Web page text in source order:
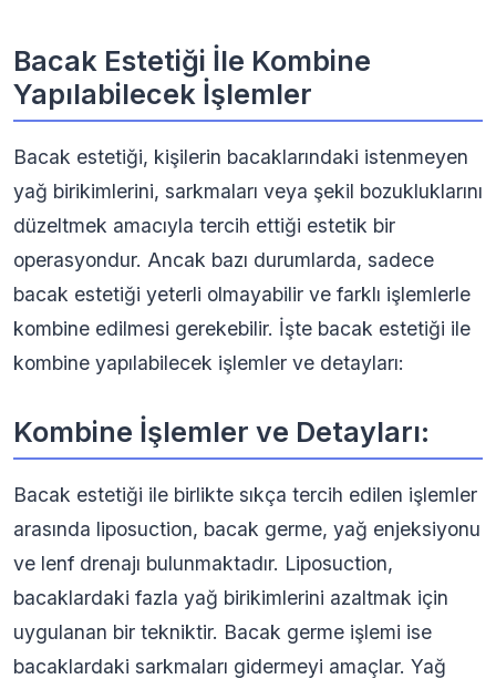
Bacak Estetiği İle Kombine
Yapılabilecek İşlemler
Bacak estetiği, kişilerin bacaklarındaki istenmeyen
yağ birikimlerini, sarkmaları veya şekil bozukluklarını
düzeltmek amacıyla tercih ettiği estetik bir
operasyondur. Ancak bazı durumlarda, sadece
bacak estetiği yeterli olmayabilir ve farklı işlemlerle
kombine edilmesi gerekebilir. İşte bacak estetiği ile
kombine yapılabilecek işlemler ve detayları:
Kombine İşlemler ve Detayları:
Bacak estetiği ile birlikte sıkça tercih edilen işlemler
arasında liposuction, bacak germe, yağ enjeksiyonu
ve lenf drenajı bulunmaktadır. Liposuction,
bacaklardaki fazla yağ birikimlerini azaltmak için
uygulanan bir tekniktir. Bacak germe işlemi ise
bacaklardaki sarkmaları gidermeyi amaçlar. Yağ